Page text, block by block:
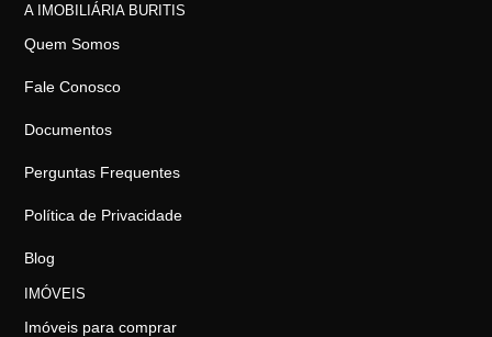
A IMOBILIÁRIA BURITIS
Quem Somos
Fale Conosco
Documentos
Perguntas Frequentes
Política de Privacidade
Blog
IMÓVEIS
Imóveis para comprar